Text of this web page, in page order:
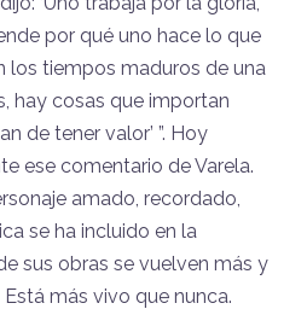
por qué uno hace lo que
los tiempos maduros de una
hay cosas que importan
de tener valor’ ”. Hoy
ese comentario de Varela.
amado, recordado,
se ha incluido en la
sus obras se vuelven más y
más vivo que nunca.